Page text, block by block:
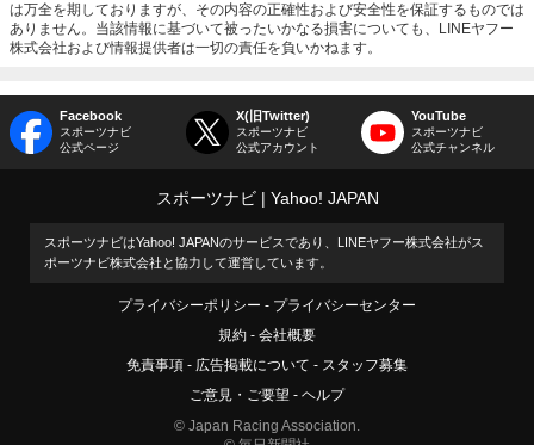
は万全を期しておりますが、その内容の正確性および安全性を保証するものでは
ありません。当該情報に基づいて被ったいかなる損害についても、LINEヤフー
株式会社および情報提供者は一切の責任を負いかねます。
Facebook
スポーツナビ
公式ページ
X(旧Twitter)
スポーツナビ
公式アカウント
YouTube
スポーツナビ
公式チャンネル
スポーツナビ Yahoo! JAPAN
スポーツナビはYahoo! JAPANのサービスであり、LINEヤフー株式会社がス
ポーツナビ株式会社と協力して運営しています。
プライバシーポリシー
プライバシーセンター
規約
会社概要
免責事項
広告掲載について
スタッフ募集
ご意見・ご要望
ヘルプ
© Japan Racing Association.